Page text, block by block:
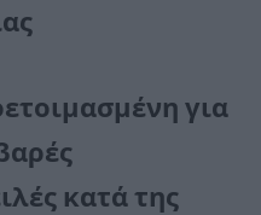
για
κατά της